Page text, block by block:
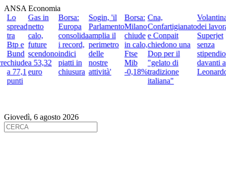
ANSA Economia
Lo
spread
tra
Btp e
Bund
chiude
a 77,1
punti
Gas in
netto
calo,
future
scendono
a 53,32
euro
Borsa:
Europa
consolida
i record,
indici
piatti in
chiusura
Sogin, 'il
Parlamento
amplia il
perimetro
delle
nostre
attività'
Borsa:
Milano
chiude
in calo,
Ftse
Mib
-0,18%
Cna,
Confartigianato
e Conpait
chiedono una
Dop per il
"gelato di
tradizione
italiana"
dei
Superjet
senza
stipendio
davanti a
Leonardo
Giovedì, 6 agosto 2026